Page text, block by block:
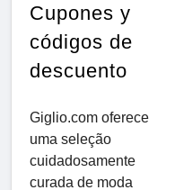
Cupones y
códigos de
descuento
Giglio.com oferece
uma seleção
cuidadosamente
curada de moda